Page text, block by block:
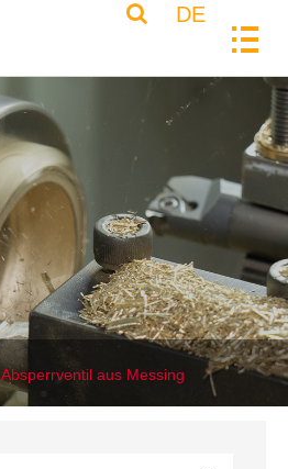
DE
Absperrventil aus Messing